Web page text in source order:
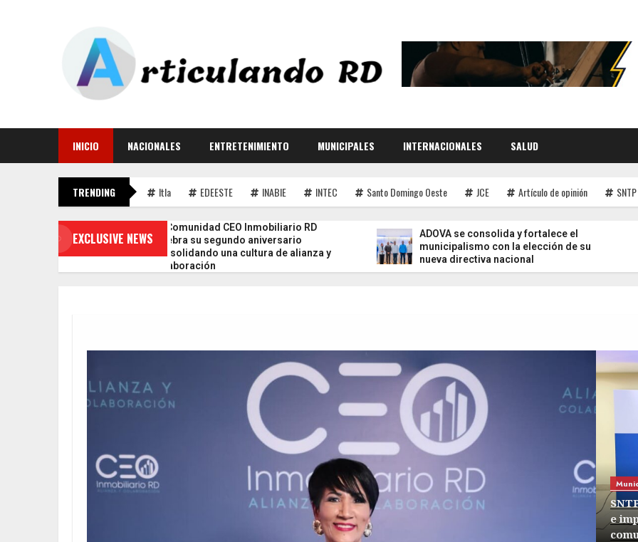
INICIO NACIONALES ENTRETENIMIENTO MUNICIPALES INTERNACIONALES SALUD
TRENDING Itla EDEESTE INABIE INTEC Santo Domingo Oeste JCE Artículo de opinión SNTP
EXCLUSIVE NEWS
La Comunidad CEO Inmobiliario RD
celebra su segundo aniversario
consolidando una cultura de alianza y
colaboración
ADOVA se consolida y fortalece el
municipalismo con la elección de su
nueva directiva nacional
e